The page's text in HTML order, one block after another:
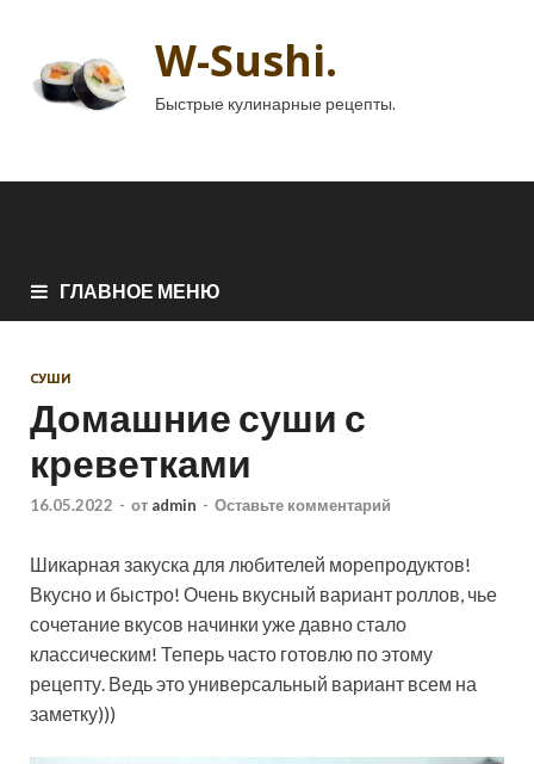
W-Sushi.
Быстрые кулинарные рецепты.
ГЛАВНОЕ МЕНЮ
СУШИ
Домашние суши с
креветками
16.05.2022 - от admin - Оставьте комментарий
Шикарная закуска для любителей морепродуктов!
Вкусно и быстро! Очень вкусный вариант роллов, чье
сочетание вкусов начинки уже давно стало
классическим! Теперь часто готовлю по этому
рецепту. Ведь это универсальный вариант всем на
заметку)))